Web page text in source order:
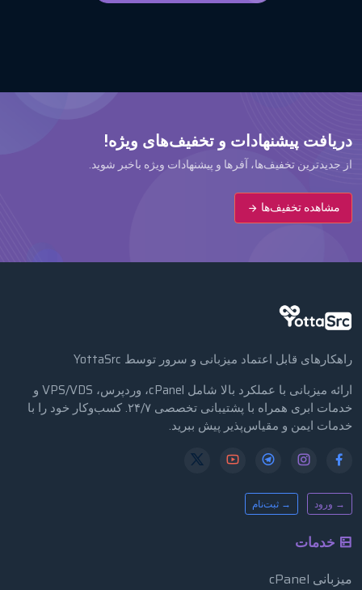
دریافت پیشنهادات و تخفیف‌های ویژه!
از جدیدترین تخفیف‌ها، آفرها و پیشنهادات ویژه باخبر شوید.
مشاهده تخفیف‌ها
راهکارهای قابل اعتماد میزبانی و سرور توسط YottaSrc
ارائه میزبانی با عملکرد بالا شامل cPanel، وردپرس، VPS/VDS و
خدمات ابری همراه با پشتیبانی تخصصی ۲۴/۷. کسب‌وکار خود را با
خدمات ایمن و مقیاس‌پذیر پیش ببرید.
→ ورود → ثبت‌نام
خدمات
میزبانی cPanel